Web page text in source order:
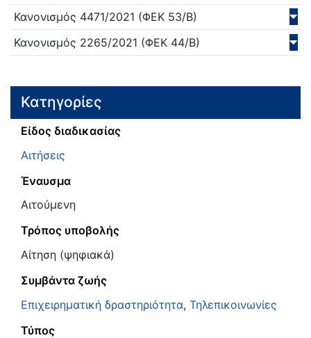
Κανονισμός 4471/2021 (ΦΕΚ 53/Β)
Κανονισμός 2265/2021 (ΦΕΚ 44/Β)
Κατηγορίες
Είδος διαδικασίας
Αιτήσεις
Έναυσμα
Αιτούμενη
Τρόπος υποβολής
Αίτηση (ψηφιακά)
Συμβάντα ζωής
Επιχειρηματική δραστηριότητα, Τηλεπικοινωνίες
Τύπος